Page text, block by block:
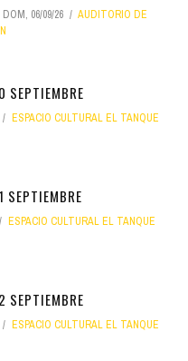
DOM, 06/09/26
AUDITORIO DE
SEPTIEMBRE
ESPACIO CULTURAL EL TANQUE
SEPTIEMBRE
ESPACIO CULTURAL EL TANQUE
SEPTIEMBRE
ESPACIO CULTURAL EL TANQUE